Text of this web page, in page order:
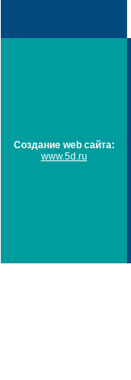
Создание web сайта:
www.5d.ru